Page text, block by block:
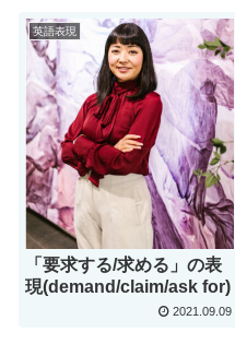
英語表現
「要求する/求める」の表
現(demand/claim/ask for)
2021.09.09